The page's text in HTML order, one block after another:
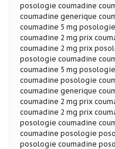
posologie coumadine
coumadine generique
coumadine 5 mg
coumadine 2 mg prix
coumadine 2 mg prix
posologie coumadine
coumadine 5 mg
coumadine posologie
coumadine generique
coumadine 2 mg prix
coumadine 2 mg prix
posologie coumadine
coumadine posologie
posologie coumadine